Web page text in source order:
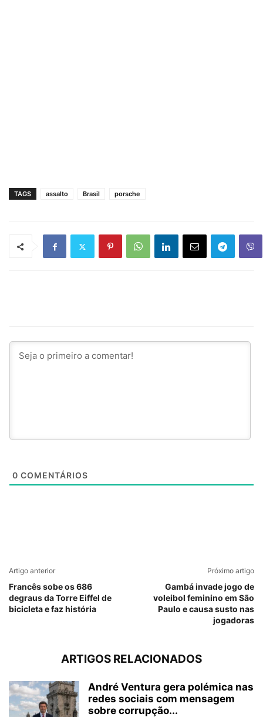
TAGS assalto Brasil porsche
0 COMENTÁRIOS
Artigo anterior
Francês sobe os 686
degraus da Torre Eiffel de
bicicleta e faz história
Próximo artigo
Gambá invade jogo de
voleibol feminino em São
Paulo e causa susto nas
jogadoras
ARTIGOS RELACIONADOS
André Ventura gera polémica nas
redes sociais com mensagem
sobre corrupção...